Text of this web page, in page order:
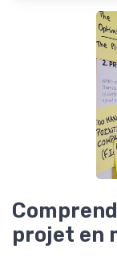
projet en